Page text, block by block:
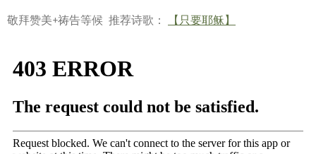
敬拜赞美+祷告等候 推荐诗歌： 【只要耶稣】